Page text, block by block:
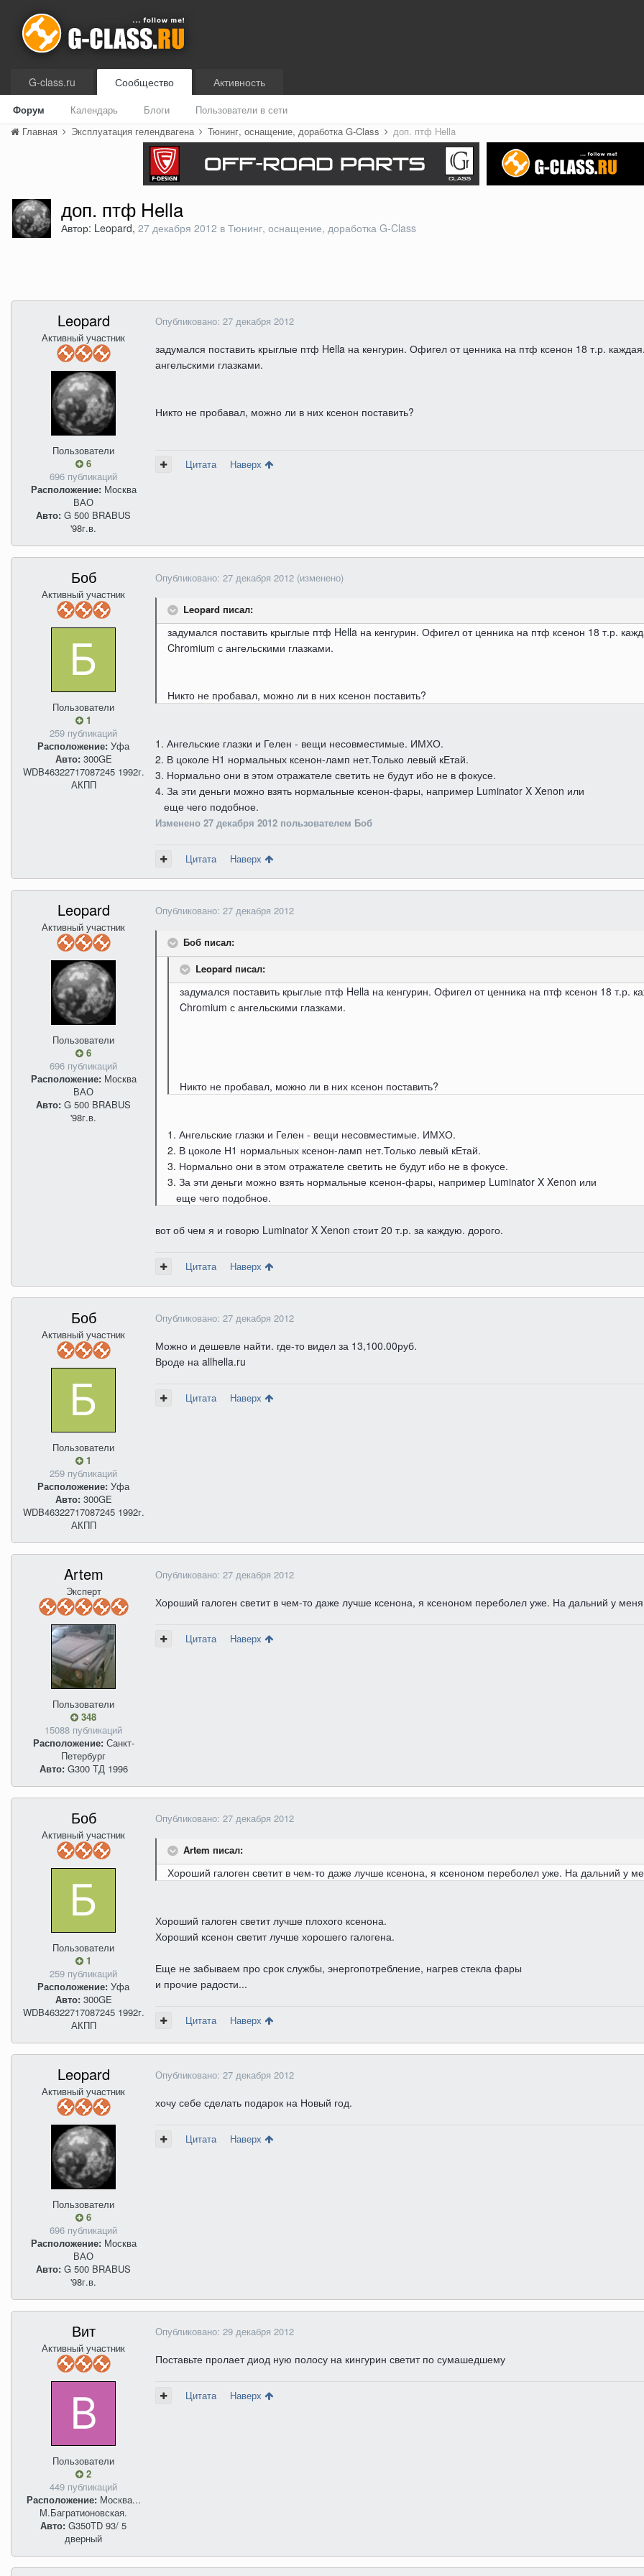
G-class.ru Сообщество
Форум Календарь Блоги Пользователи в сети
Активность
Главная Эксплуатация гелендвагена Тюнинг, оснащение, доработка G-Class доп. птф Hella
доп. птф Hella
Автор: Leopard, 27 декабря 2012 в Тюнинг, оснащение, доработка G-Class
Leopard
Активный участник
Пользователи
6
696 публикаций
Расположение:Москва
ВАО
Авто: G 500 BRABUS
'98г.в.
Опубликовано: 27 декабря 2012
задумался поставить крыглые птф Hella на кенгурин. Офигел от ценника на птф ксенон 18 т.р.
ангельскими глазками.
Никто не пробавал, можно ли в них ксенон поставить?
Цитата Наверх
Боб
Активный участник
Пользователи
1
259 публикаций
Расположение: Уфа
Авто:300GE
WDB46322717087245 1992г.
АКПП
Опубликовано: 27 декабря 2012 (изменено)
Leopard писал:
задумался поставить крыглые птф Hella на кенгурин. Офигел от ценника на птф ксенон 18 т.р.
Chromium с ангельскими глазками.
Никто не пробавал, можно ли в них ксенон поставить?
1. Ангельские глазки и Гелен - вещи несовместимые. ИМХО.
2. В цоколе Н1 нормальных ксенон-ламп нет.Только левый кЕтай.
3. Нормально они в этом отражателе светить не будут ибо не в фокусе.
4. За эти деньги можно взять нормальные ксенон-фары, например Luminator X Xenon или
еще чего подобное.
Изменено 27 декабря 2012 пользователем Боб
Цитата Наверх
Leopard
Активный участник
Пользователи
6
696 публикаций
Расположение:Москва
ВАО
Авто: G 500 BRABUS
'98г.в.
Опубликовано: 27 декабря 2012
Боб писал:
Leopard писал:
задумался поставить крыглые птф Hella на кенгурин. Офигел от ценника на птф ксенон 18 т.р.
Chromium с ангельскими глазками.
Никто не пробавал, можно ли в них ксенон поставить?
1. Ангельские глазки и Гелен - вещи несовместимые. ИМХО.
2. В цоколе Н1 нормальных ксенон-ламп нет.Только левый кЕтай.
3. Нормально они в этом отражателе светить не будут ибо не в фокусе.
3. За эти деньги можно взять нормальные ксенон-фары, например Luminator X Xenon или
еще чего подобное.
вот об чем я и говорю Luminator X Xenon стоит 20 т.р. за каждую. дорого.
Цитата Наверх
Боб
Активный участник
Пользователи
1
259 публикаций
Расположение: Уфа
Авто:300GE
WDB46322717087245 1992г.
АКПП
Опубликовано: 27 декабря 2012
Можно и дешевле найти. где-то видел за 13,100.00руб.
Вроде на allhella.ru
Цитата Наверх
Artem
Эксперт
Пользователи
348
15088 публикаций
Расположение:Санкт-
Петербург
Авто:G300 ТД 1996
Опубликовано: 27 декабря 2012
Хороший галоген светит в чем-то даже лучше ксенона, я ксеноном переболел уже. На дальний у меня
Цитата Наверх
Боб
Активный участник
Пользователи
1
259 публикаций
Расположение: Уфа
Авто:300GE
WDB46322717087245 1992г.
АКПП
Опубликовано: 27 декабря 2012
Artem писал:
Хороший галоген светит в чем-то даже лучше ксенона, я ксеноном переболел уже. На дальний у
Хороший галоген светит лучше плохого ксенона.
Хороший ксенон светит лучше хорошего галогена.
Еще не забываем про срок службы, энергопотребление, нагрев стекла фары
и прочие радости...
Цитата Наверх
Leopard
Активный участник
Пользователи
6
696 публикаций
Расположение:Москва
ВАО
Авто: G 500 BRABUS
'98г.в.
Опубликовано: 27 декабря 2012
хочу себе сделать подарок на Новый год.
Цитата Наверх
Вит
Активный участник
Пользователи
2
449 публикаций
Расположение:Москва...
М.Багратионовская.
Авто: G350TD 93/ 5
дверный
Опубликовано: 29 декабря 2012
Поставьте пролает диод ную полосу на кингурин светит по сумашедшему
Цитата Наверх